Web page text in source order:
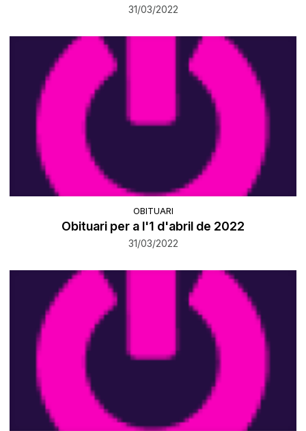
31/03/2022
OBITUARI
Obituari per a l'1 d'abril de 2022
31/03/2022